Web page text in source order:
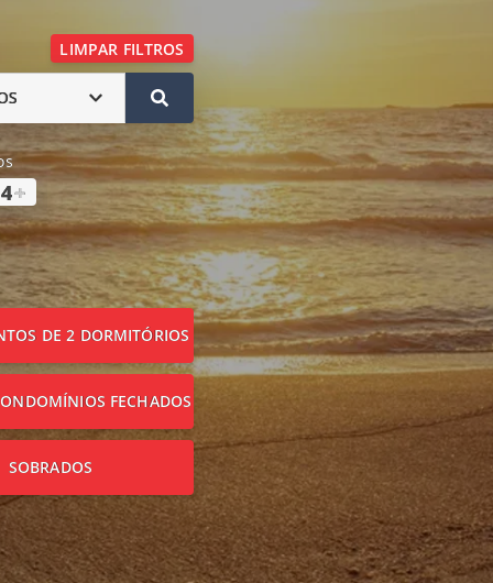
LIMPAR FILTROS
4+
DE 2 DORMITÓRIOS
FECHADOS
SOBRADOS